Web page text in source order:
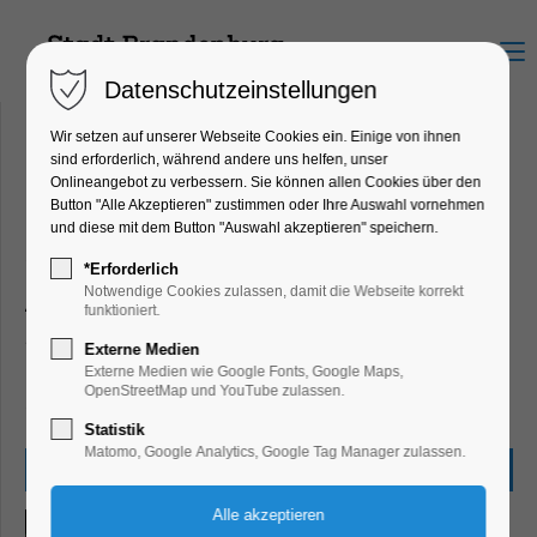
Menu
Schauspiel und Theater
Programmänderungen und Irrtümer vorbehalten.
Alle Angaben beruhen auf den Informationen der
Leistungsträger und Veranstalter zum Zeitpunkt der
Veröffentlichung. Wir übernehmen keine Gewähr für die
Richtigkeit und Vollständigkeit.
Datenschutzeinstellungen
Wir setzen auf unserer Webseite Cookies ein. Einige von ihnen
sind erforderlich, während andere uns helfen, unser
Onlineangebot zu verbessern. Sie können allen Cookies über den
Button "Alle Akzeptieren" zustimmen oder Ihre Auswahl vornehmen
und diese mit dem Button "Auswahl akzeptieren" speichern.
*Erforderlich
Notwendige Cookies zulassen, damit die Webseite korrekt
funktioniert.
Externe Medien
Externe Medien wie Google Fonts, Google Maps,
OpenStreetMap und YouTube zulassen.
Statistik
Matomo, Google Analytics, Google Tag Manager zulassen.